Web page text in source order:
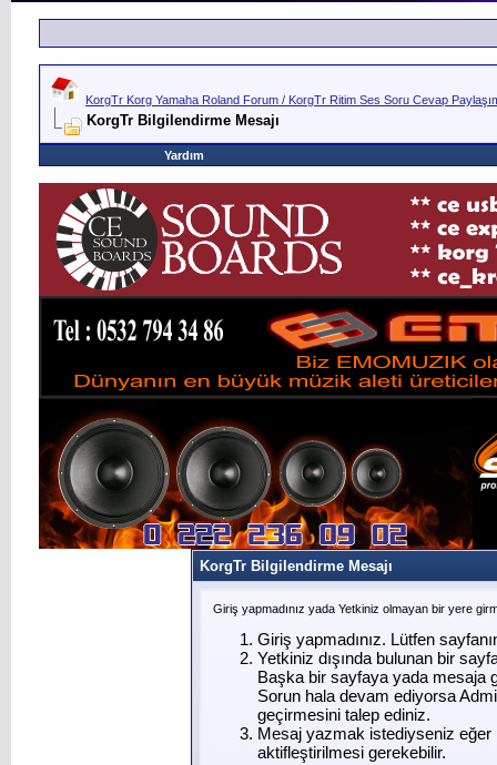
KorgTr Korg Yamaha Roland Forum / KorgTr Ritim Ses Soru Cevap
KorgTr Bilgilendirme Mesajı
Yardım
KorgTr Bilgilendirme Mesajı
Giriş yapmadınız yada Yetkiniz olmayan bir yere
Giriş yapmadınız. Lütfen
Yetkiniz dışında bulunan bir
Başka bir sayfaya yada mesaja
Sorun hala devam ediyorsa
geçirmesini talep ediniz.
Mesaj yazmak istediyseniz eğer
aktifleştirilmesi gerekebilir.